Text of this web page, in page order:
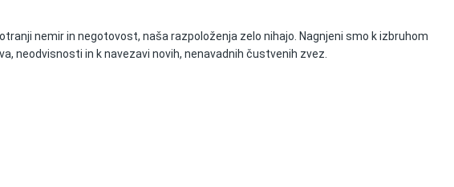
nemir in negotovost, naša razpoloženja zelo nihajo. Nagnjeni smo k izbruhom
neodvisnosti in k navezavi novih, nenavadnih čustvenih zvez.